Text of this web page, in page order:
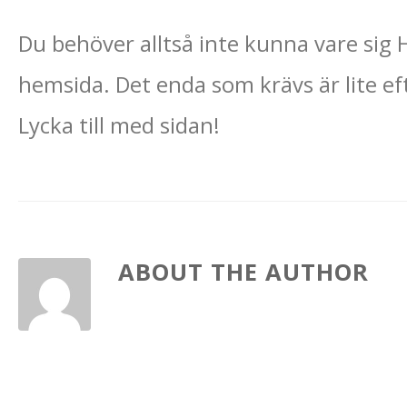
Du behöver alltså inte kunna vare sig
hemsida. Det enda som krävs är lite
Lycka till med sidan!
ABOUT THE AUTHOR